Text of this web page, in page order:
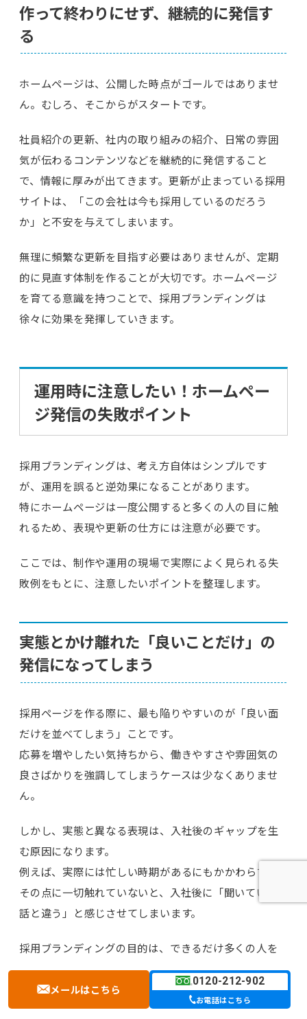
作って終わりにせず、継続的に発信す
る
ホームページは、公開した時点がゴールではありませ
ん。むしろ、そこからがスタートです。
社員紹介の更新、社内の取り組みの紹介、日常の雰囲
気が伝わるコンテンツなどを継続的に発信すること
で、情報に厚みが出てきます。更新が止まっている採用
サイトは、「この会社は今も採用しているのだろう
か」と不安を与えてしまいます。
無理に頻繁な更新を目指す必要はありませんが、定期
的に見直す体制を作ることが大切です。ホームページ
を育てる意識を持つことで、採用ブランディングは
徐々に効果を発揮していきます。
運用時に注意したい！ホームペー
ジ発信の失敗ポイント
採用ブランディングは、考え方自体はシンプルです
が、運用を誤ると逆効果になることがあります。
特にホームページは一度公開すると多くの人の目に触
れるため、表現や更新の仕方には注意が必要です。
ここでは、制作や運用の現場で実際によく見られる失
敗例をもとに、注意したいポイントを整理します。
実態とかけ離れた「良いことだけ」の
発信になってしまう
採用ページを作る際に、最も陥りやすいのが「良い面
だけを並べてしまう」ことです。
応募を増やしたい気持ちから、働きやすさや雰囲気の
良さばかりを強調してしまうケースは少なくありませ
ん。
しかし、実態と異なる表現は、入社後のギャップを生
む原因になります。
例えば、実際には忙しい時期があるにもかかわらず、
その点に一切触れていないと、入社後に「聞いていた
話と違う」と感じさせてしまいます。
採用ブランディングの目的は、できるだけ多くの人を
集めることではなく、「自社に合う人と出会うこと」
です。
仕事の大変な部分や求められる姿勢についても正直に
メールはこちら
0120-212-902
お電話はこちら